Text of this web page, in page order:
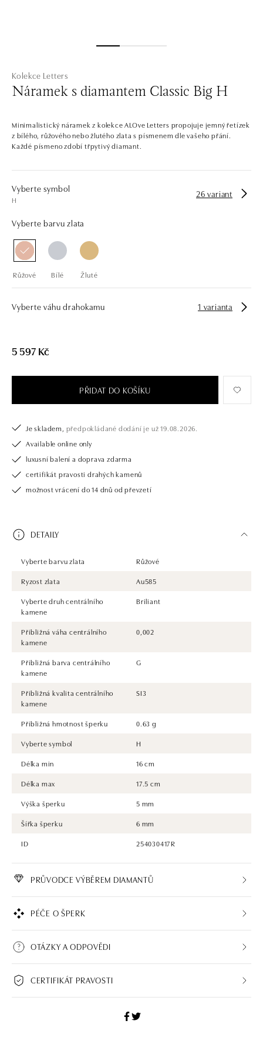
Kolekce Letters
Náramek s diamantem Classic Big H
Minimalistický náramek z kolekce ALOve Letters propojuje jemný řetízek
z bílého, růžového nebo žlutého zlata s písmenem dle vašeho přání.
Každé písmeno zdobí třpytivý diamant.
Vyberte symbol
H
26 variant
Vyberte barvu zlata
Růžové Bílé Žluté
Vyberte váhu drahokamu 1 varianta
5 597 Kč
PŘIDAT DO KOŠÍKU
Je skladem, předpokládané dodání je už 19.08.2026.
Available online only
luxusní balení a doprava zdarma
certifikát pravosti drahých kamenů
možnost vrácení do 14 dnů od převzetí
DETAILY
Vyberte barvu zlata
Růžové
Ryzost zlata
Au585
Vyberte druh centrálního
kamene
Briliant
Přibližná váha centrálního
kamene
0,002
Přibližná barva centrálního
kamene
G
Přibližná kvalita centrálního
kamene
SI3
Přibližná hmotnost šperku
0.63 g
Vyberte symbol
H
Délka min
16 cm
Délka max
17.5 cm
Výška šperku
5 mm
Šířka šperku
6 mm
ID
254030417R
PRŮVODCE VÝBĚREM DIAMANTŮ
PÉČE O ŠPERK
OTÁZKY A ODPOVĚDI
CERTIFIKÁT PRAVOSTI